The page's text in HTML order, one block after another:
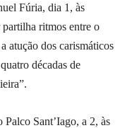
Fúria, dia 1, às
ritmos entre o
atução dos carismáticos
décadas de
Sant’Iago, a 2, às